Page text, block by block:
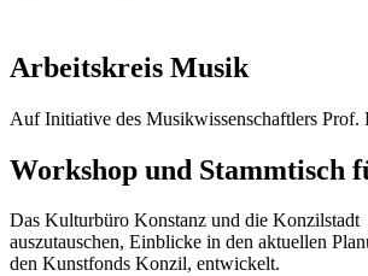
Arbeitskreis Musik
Auf Initiative des Musikwissenschaftlers
Workshop und Stammtisch
Das Kulturbüro Konstanz und die Konzilstadt
auszutauschen, Einblicke in den aktuellen
den Kunstfonds Konzil, entwickelt.